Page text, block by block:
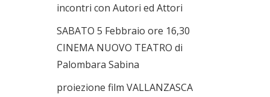
incontri con Autori ed Attori
SABATO 5 Febbraio ore 16,30
CINEMA NUOVO TEATRO di
Palombara Sabina
proiezione film VALLANZASCA